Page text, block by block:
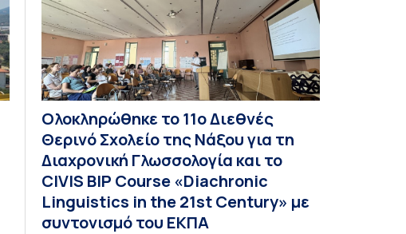
Ολοκληρώθηκε το 11ο Διεθνές
Θερινό Σχολείο της Νάξου για τη
Διαχρονική Γλωσσολογία και το
CIVIS BIP Course «Diachronic
Linguistics in the 21st Century» με
συντονισμό του ΕΚΠΑ